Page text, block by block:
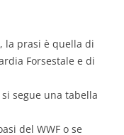
la prasi è quella di
Forsestale e di
si segue una tabella
del WWF o se